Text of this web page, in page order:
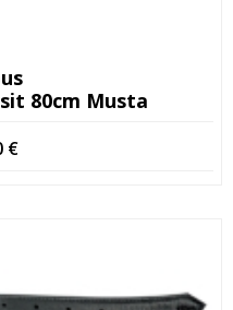
80cm Musta
€